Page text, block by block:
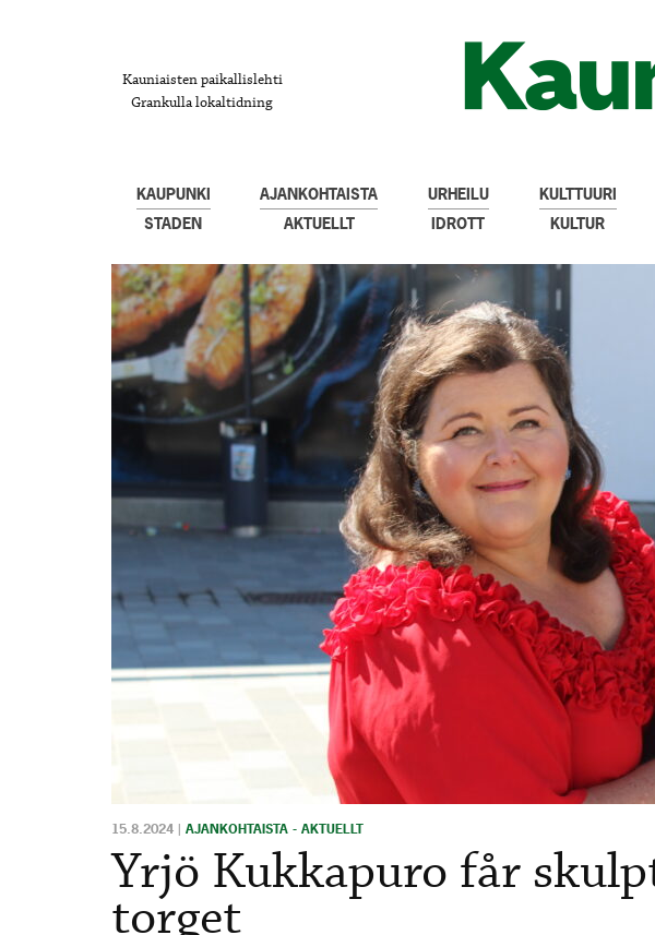
Kauniaisten paikallislehti
Grankulla lokaltidning
KAUPUNKI
STADEN
AJANKOHTAISTA
AKTUELLT
URHEILU
IDROTT
KULTTUURI
KULTUR
15.8.2024 | AJANKOHTAISTA - AKTUELLT
Yrjö Kukkapuro får
torget